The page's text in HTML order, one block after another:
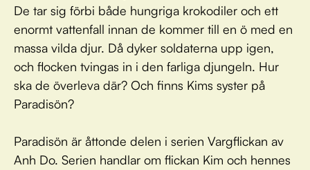
De tar sig förbi både hungriga krokodiler och ett
enormt vattenfall innan de kommer till en ö med en
massa vilda djur. Då dyker soldaterna upp igen,
och flocken tvingas in i den farliga djungeln. Hur
ska de överleva där? Och finns Kims syster på
Paradisön?
Paradisön är åttonde delen i serien Vargflickan av
Anh Do. Serien handlar om flickan Kim och hennes